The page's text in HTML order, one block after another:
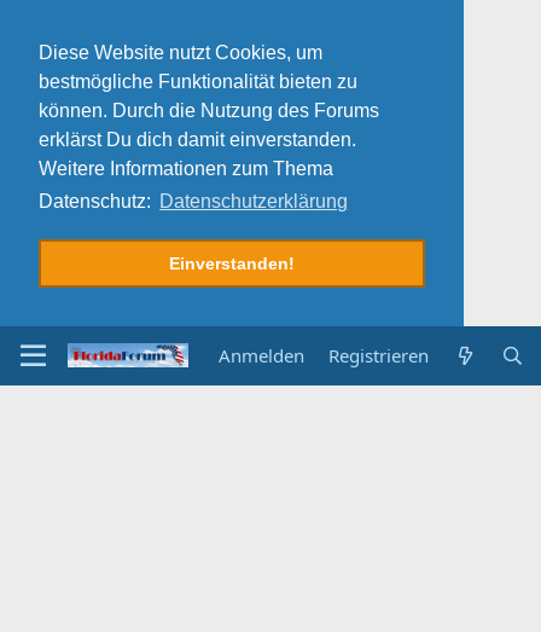
Diese Website nutzt Cookies, um
bestmögliche Funktionalität bieten zu
können. Durch die Nutzung des Forums
erklärst Du dich damit einverstanden.
Weitere Informationen zum Thema
Datenschutz: Datenschutzerklärung
Einverstanden!
Anmelden Registrieren